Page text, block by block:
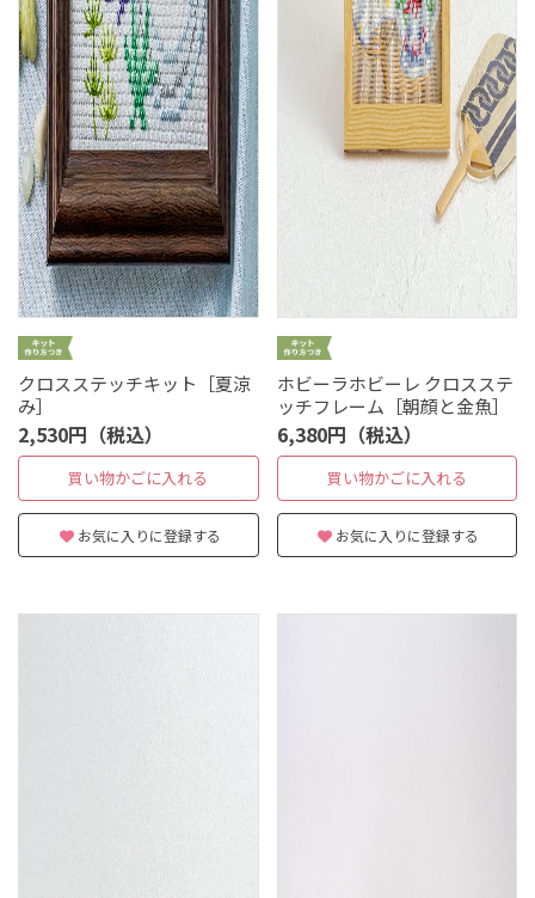
クロスステッチキット［夏涼
み］
2,530円（税込）
買い物かごに入れる
お気に入りに登録する
ホビーラホビーレ クロスステ
ッチフレーム［朝顔と金魚］
6,380円（税込）
買い物かごに入れる
お気に入りに登録する